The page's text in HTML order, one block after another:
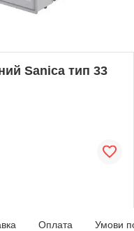
Sanica тип 33
Оплата Умови